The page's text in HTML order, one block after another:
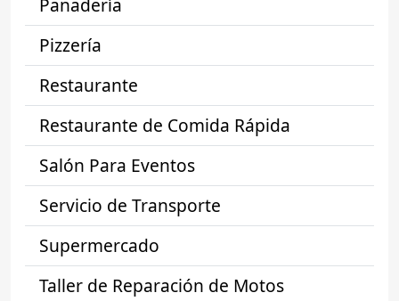
Panadería
Pizzería
Restaurante
Restaurante de Comida Rápida
Salón Para Eventos
Servicio de Transporte
Supermercado
Taller de Reparación de Motos